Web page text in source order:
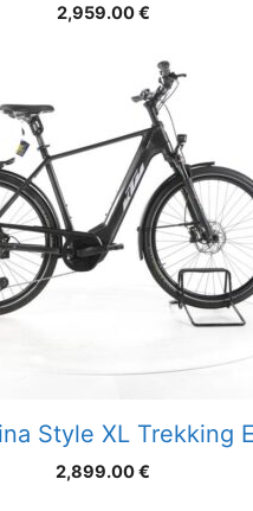
2,959.00€
Style XL Trekking
2,899.00€